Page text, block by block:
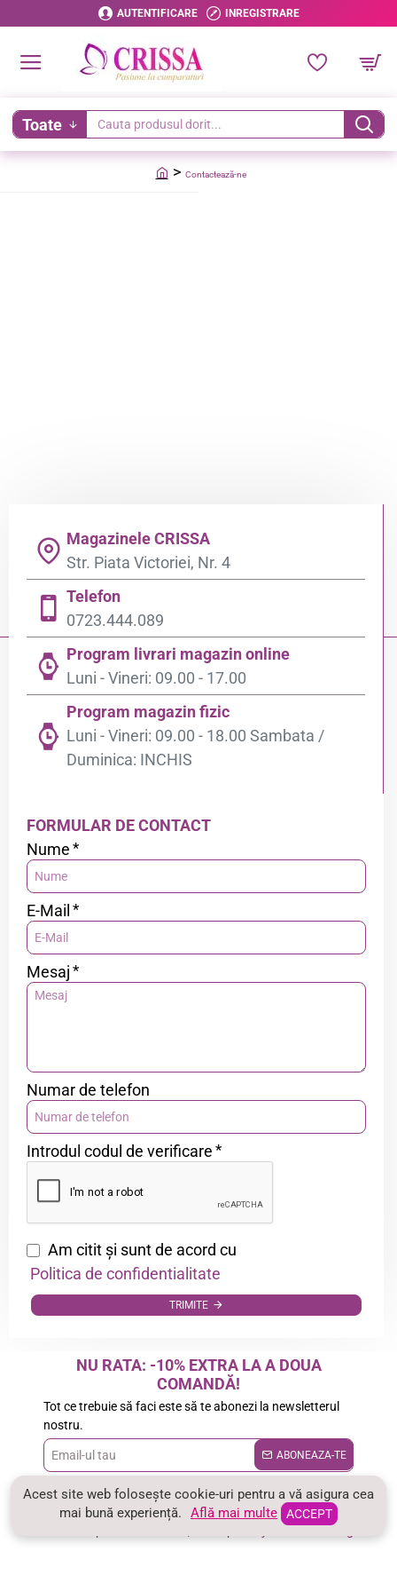
AUTENTIFICARE INREGISTRARE
Toate
Cauta
produsul
Contactează-ne
Magazinele CRISSA
Str. Piata Victoriei, Nr. 4
Telefon
0723.444.089
Program livrari magazin online
Luni - Vineri: 09.00 - 17.00
Program magazin fizic
Luni - Vineri: 09.00 - 18.00 Sambata /
Duminica: INCHIS
FORMULAR DE CONTACT
Nume
E-Mail
Mesaj
Numar de telefon
Introdul codul de verificare
Am citit şi sunt de acord cu
Politica de confidentialitate
TRIMITE
NU RATA: -10% EXTRA LA A DOUA
COMANDĂ!
Tot ce trebuie să faci este să te abonezi la newsletterul
nostru.
Email-
ul
tau
ABONEAZA-TE
Am citit şi sunt de acord cu Politica de confidentialitate
Copyright © 2026 CRISSAshop.ro |CRISSA®marcă înregistrată
Acest site web folosește cookie-uri pentru a vă asigura cea
mai bună experiență.
Află mai multe ACCEPT